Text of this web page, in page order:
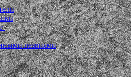
лезвиями